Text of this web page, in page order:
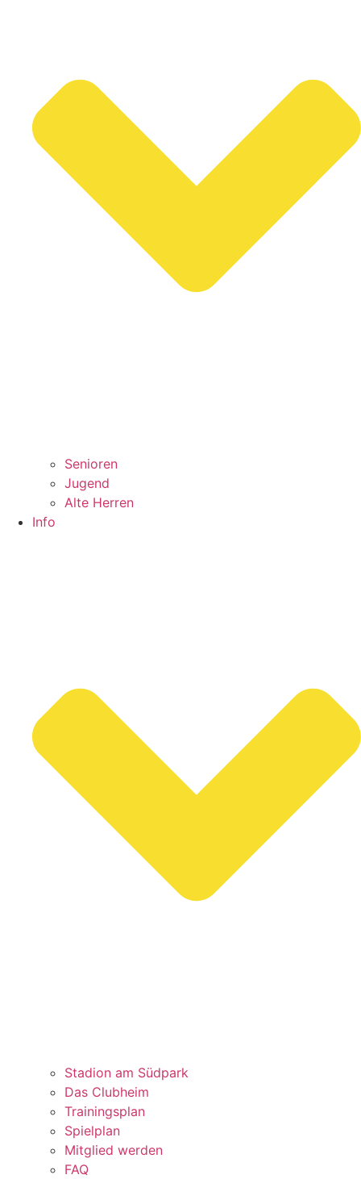
Senioren
Jugend
Alte Herren
Info
Stadion am Südpark
Das Clubheim
Trainingsplan
Spielplan
Mitglied werden
FAQ